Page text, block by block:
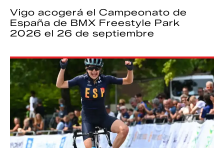
Vigo acogerá el Campeonato de
España de BMX Freestyle Park
2026 el 26 de septiembre